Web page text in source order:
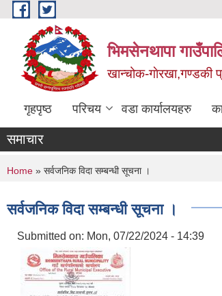
Skip to main content
भिमसेनथापा
खान्चोक-गाेरखा,गण्डकी
गृहपृष्ठ परिचय वडा कार्यालयहरु
समाचार
You are here
Home » सर्वजनिक विदा सम्बन्धी सूचना ।
सर्वजनिक विदा सम्बन्धी सूचना ।
Submitted on: Mon, 07/22/2024 - 14:39